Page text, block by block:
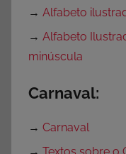
→ Alfabeto
→ Alfabeto
minúscula
Carnaval:
→ Carnaval